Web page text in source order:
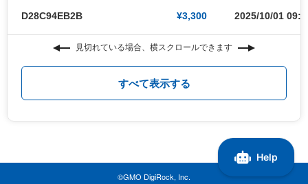
D28C94EB2B ¥3,300 2025/10/01
見切れている場合、横スクロールできます
すべて表示する
©GMO DigiRock, Inc.